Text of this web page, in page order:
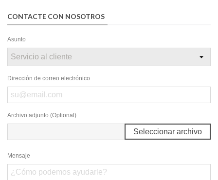
CONTACTE CON NOSOTROS
Asunto
Dirección de correo electrónico
Archivo adjunto (Optional)
Seleccionar archivo
Mensaje